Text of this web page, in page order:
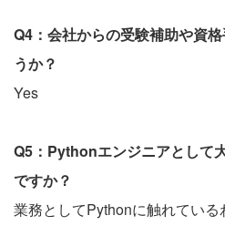
Q4：会社からの受験補助や資
うか？
Yes
Q5：Pythonエンジニアとして
ですか？
業務としてPythonに触れてい